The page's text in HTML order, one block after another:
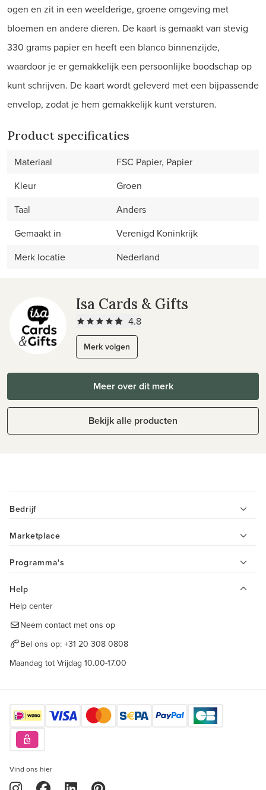
ogen en zit in een weelderige, groene omgeving met
bloemen en andere dieren. De kaart is gemaakt van stevig
330 grams papier en heeft een blanco binnenzijde,
waardoor je er gemakkelijk een persoonlijke boodschap op
kunt schrijven. De kaart wordt geleverd met een bijpassende
envelop, zodat je hem gemakkelijk kunt versturen.
Product specificaties
Materiaal
FSC Papier, Papier
Kleur
Groen
Taal
Anders
Gemaakt in
Verenigd Koninkrijk
Merk locatie
Nederland
Isa Cards & Gifts
4.8
Merk volgen
Meer over dit merk
Bekijk alle producten
Bedrijf
Marketplace
Programma's
Help
Help center
Neem contact met ons op
Bel ons op: +31 20 308 0808
Maandag tot Vrijdag 10.00-17.00
Vind ons hier